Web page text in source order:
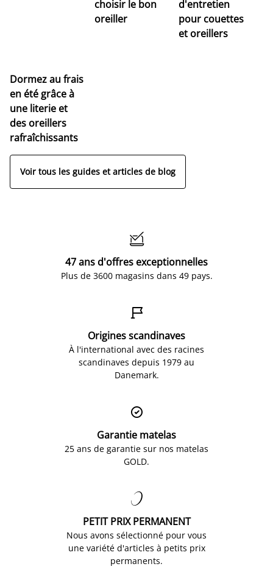
Dormez au frais
en été grâce à
une literie et
des oreillers
rafraîchissants
choisir le bon
oreiller
d'entretien
pour couettes
et oreillers
Voir tous les guides et articles de blog

47 ans d'offres exceptionnelles
Plus de 3600 magasins dans 49 pays.

Origines scandinaves
À l'international avec des racines
scandinaves depuis 1979 au
Danemark.

Garantie matelas
25 ans de garantie sur nos matelas
GOLD.

PETIT PRIX PERMANENT
Nous avons sélectionné pour vous
une variété d'articles à petits prix
permanents.